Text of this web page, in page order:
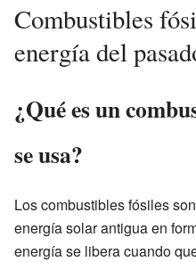
Combustibles
energía del
¿Qué es un
se usa?
Los combustibles fósiles
energía solar antigua en
energía se libera cuando